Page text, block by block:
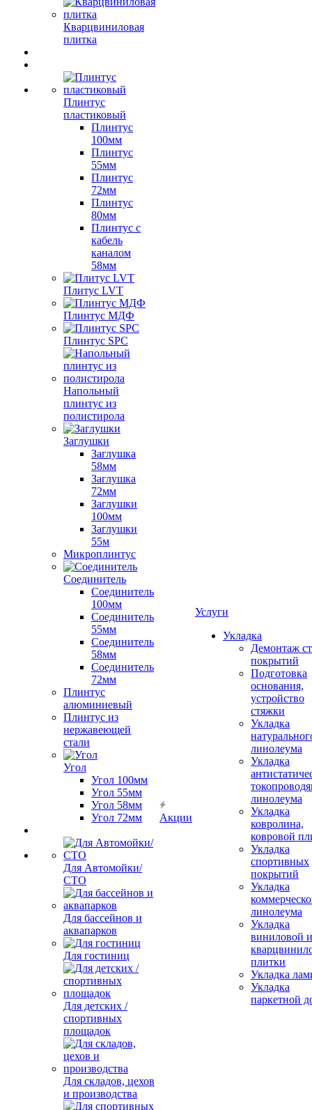
Кварцвиниловая
плитка
Плинтус
пластиковый
Плинтус
100мм
Плинтус
55мм
Плинтус
72мм
Плинтус
80мм
Плинтус с
кабель
каналом
58мм
Плитус LVT
Плинтус МДФ
Плинтус SPC
Напольный
плинтус из
полистирола
Заглушки
Заглушка
58мм
Заглушка
72мм
Заглушки
100мм
Заглушки
55м
Микроплинтус
Соединитель
Соединитель
100мм
Соединитель
55мм
Соединитель
58мм
Соединитель
72мм
Плинтус
алюминиевый
Плинтус из
нержавеющей
стали
Угол
Угол 100мм
Угол 55мм
Угол 58мм
Угол 72мм
Для Автомойки/
СТО
Для бассейнов и
аквапарков
Для гостиниц
Для детских /
спортивных
площадок
Для складов, цехов
и производства
Акции
Услуги
Укладка
Демонтаж
покрытий
Подготовка
основания,
устройство
стяжки
Укладка
линолеума
Укладка
линолеума
Укладка
ковролина,
ковровой
Укладка
спортивных
покрытий
Укладка
линолеума
Укладка
виниловой и
плитки
Укладка
Укладка
паркетной